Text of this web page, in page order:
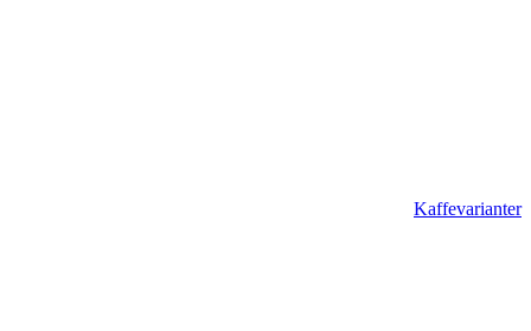
Kaffevarianter